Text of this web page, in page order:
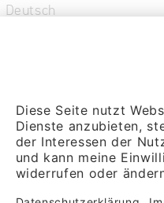
Deutsch
Wir liefern Montage-
fehlerfrei und